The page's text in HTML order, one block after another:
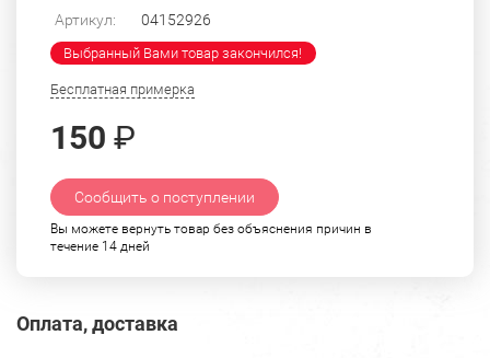
Артикул: 04152926
Выбранный Вами товар закончился!
Бесплатная примерка
150 ₽
Сообщить о поступлении
Вы можете вернуть товар без объяснения причин в
течение 14 дней
Оплата, доставка